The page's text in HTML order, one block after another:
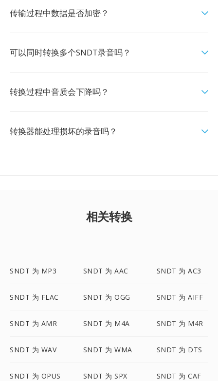
传输过程中数据是否加密？
可以同时转换多个SNDT录音吗？
转换过程中音质会下降吗？
转换器能处理损坏的录音吗？
相关转换
SNDT 为 MP3 SNDT 为 AAC SNDT 为 AC3
SNDT 为 FLAC SNDT 为 OGG SNDT 为 AIFF
SNDT 为 AMR SNDT 为 M4A SNDT 为 M4R
SNDT 为 WAV SNDT 为 WMA SNDT 为 DTS
SNDT 为 OPUS SNDT 为 SPX SNDT 为 CAF